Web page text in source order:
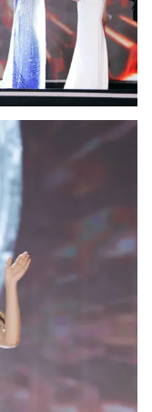
có sự chấp
khi phát hành lại